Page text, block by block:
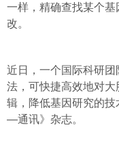
一样，精确查找某个基
改。
近日，一个国际科研团
法，可快捷高效地对
辑，降低基因研究的
—通讯》杂志。